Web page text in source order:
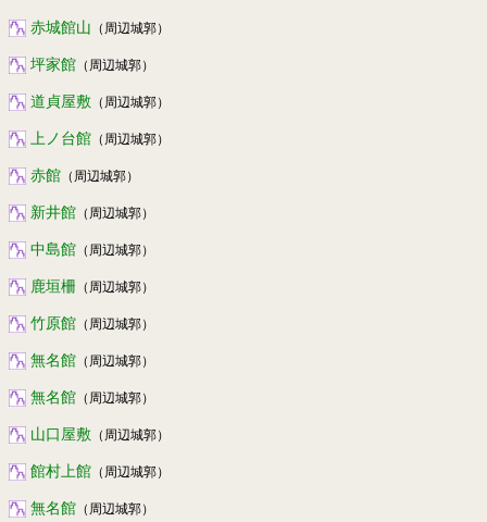
赤城館山 （周辺城郭）
坪家館 （周辺城郭）
道貞屋敷 （周辺城郭）
上ノ台館 （周辺城郭）
赤館 （周辺城郭）
新井館 （周辺城郭）
中島館 （周辺城郭）
鹿垣柵 （周辺城郭）
竹原館 （周辺城郭）
無名館 （周辺城郭）
無名館 （周辺城郭）
山口屋敷 （周辺城郭）
館村上館 （周辺城郭）
無名館 （周辺城郭）